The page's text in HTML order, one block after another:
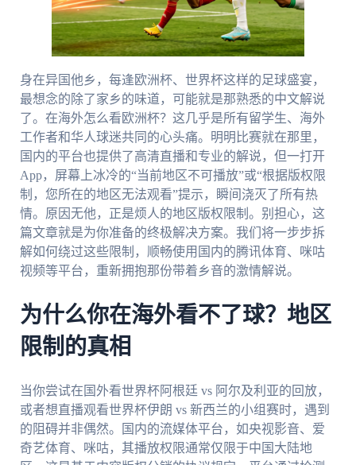
身在异国他乡，每逢欧洲杯、世界杯这样的足球盛宴，
最想念的除了家乡的味道，可能就是那熟悉的中文解说
了。在海外怎么看欧洲杯？这几乎是所有留学生、海外
工作者和华人球迷共同的心头痛。明明比赛就在那里，
国内的平台也提供了高清直播和专业的解说，但一打开
App，屏幕上冰冷的“当前地区不可播放”或“根据版权限
制，您所在的地区无法观看”提示，瞬间浇灭了所有热
情。原因无他，正是烦人的地区版权限制。别担心，这
篇文章就是为你准备的终极解决方案。我们将一步步拆
解如何绕过这些限制，顺畅使用国内的腾讯体育、咪咕
视频等平台，重新拥抱那份带着乡音的激情解说。
为什么你在海外看不了球？地区
限制的真相
当你尝试在国外看世界杯阿根廷 vs 阿尔及利亚的回放，
或者想直播观看世界杯伊朗 vs 新西兰的小组赛时，遇到
的阻碍并非偶然。国内的流媒体平台，如央视影音、爱
奇艺体育、咪咕，其播放权限通常仅限于中国大陆地